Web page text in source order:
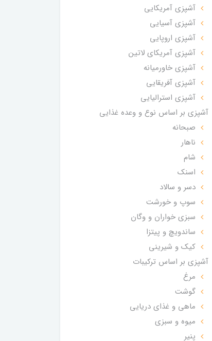
آشپزی آمریکایی
آشپزی آسیایی
آشپزی اروپایی
آشپزی آمریکای لاتین
آشپزی خاورمیانه
آشپزی آفریقایی
آشپزی استرالیایی
آشپزی بر اساس نوع و وعده غذایی
صبحانه
ناهار
شام
اسنک
دسر و سالاد
سوپ و خورشت
سبزی خواران و وگان
ساندویچ و پیتزا
کیک و شیرینی
آشپزی بر اساس ترکیبات
مرغ
گوشت
ماهی و غذای دریایی
میوه و سبزی
پنیر